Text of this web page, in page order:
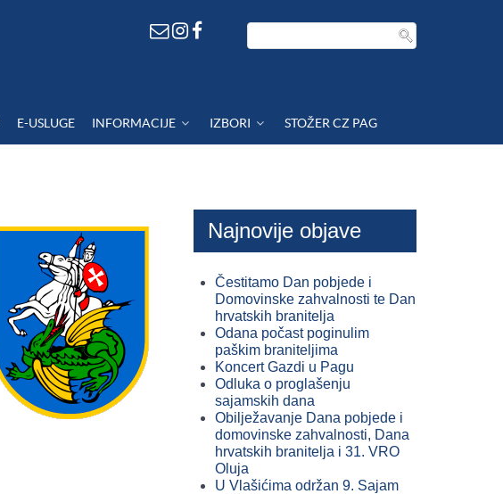
E-USLUGE INFORMACIJE IZBORI STOŽER CZ PAG
Najnovije objave
Čestitamo Dan pobjede i
Domovinske zahvalnosti te Dan
hrvatskih branitelja
Odana počast poginulim
paškim braniteljima
Koncert Gazdi u Pagu
Odluka o proglašenju
sajamskih dana
Obilježavanje Dana pobjede i
domovinske zahvalnosti, Dana
hrvatskih branitelja i 31. VRO
Oluja
U Vlašićima održan 9. Sajam